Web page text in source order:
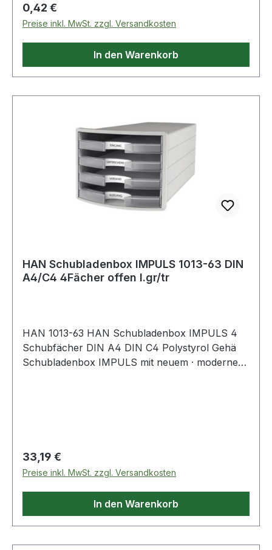
Regulärer Preis:
0,42 €
Preise inkl. MwSt. zzgl. Versandkosten
In den Warenkorb
HAN Schubladenbox IMPULS 1013-63 DIN
A4/C4 4Fächer offen l.gr/tr
HAN 1013-63 HAN Schubladenbox IMPULS 4
Schubfächer DIN A4 DIN C4 Polystyrol Gehä
Schubladenbox IMPULS mit neuem · modernen
Stapeltechnik. Die möbelschonenden
Gummifüße sorgen für einen sicheren Stand.
Regulärer Preis:
33,19 €
Preise inkl. MwSt. zzgl. Versandkosten
In den Warenkorb